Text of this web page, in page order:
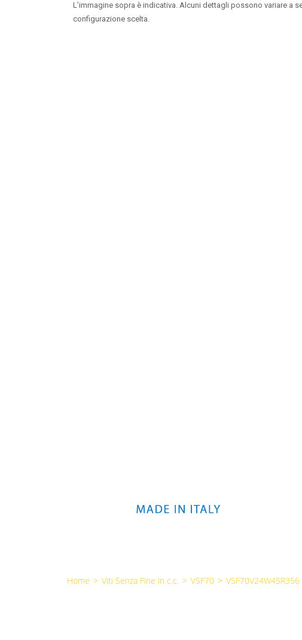
L’immagine sopra è indicativa. Alcuni dettagli possono variare a
configurazione scelta.
Home > Viti Senza Fine in c.c. > VSF70 > VSF70V24W45R356